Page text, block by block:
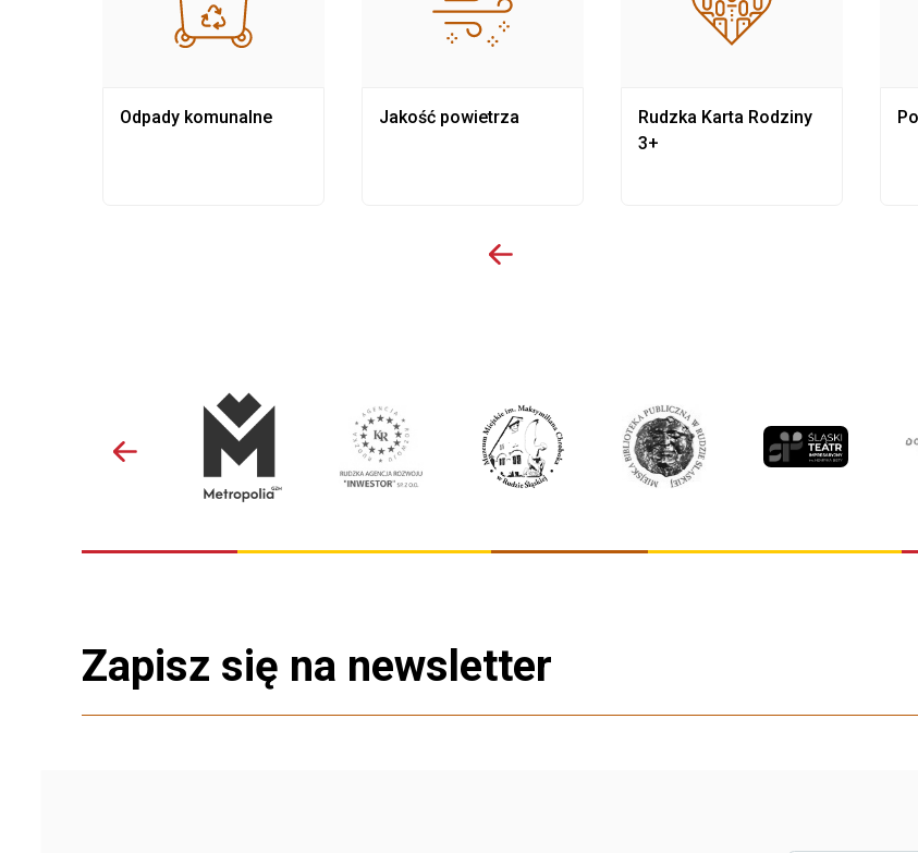
Odpady komunalne Jakość powietrza
Rudzka Karta Rodziny
3+
Zapisz się na newsletter